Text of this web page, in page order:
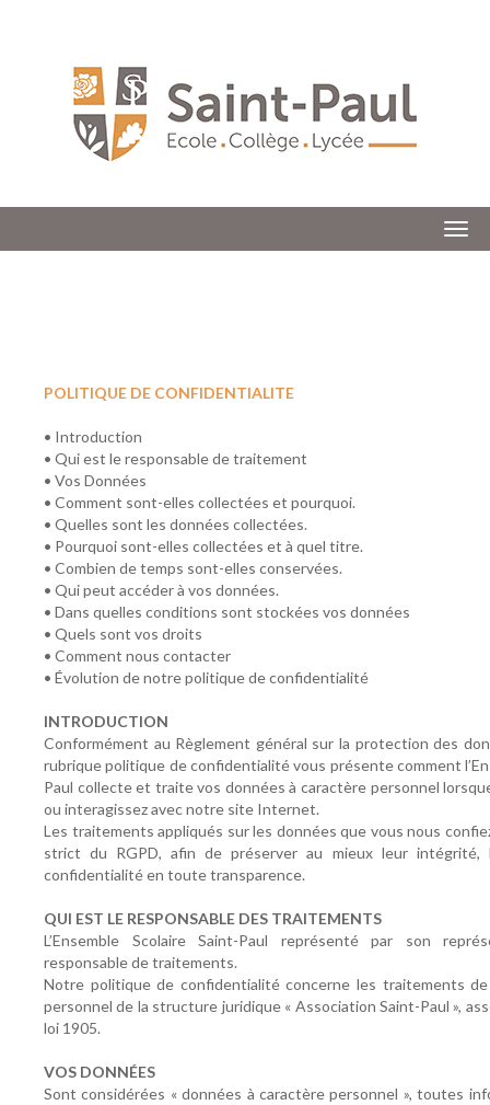
POLITIQUE DE CONFIDENTIALITE
• Introduction
• Qui est le responsable de traitement
• Vos Données
• Comment sont-elles collectées et pourquoi.
• Quelles sont les données collectées.
• Pourquoi sont-elles collectées et à quel titre.
• Combien de temps sont-elles conservées.
• Qui peut accéder à vos données.
• Dans quelles conditions sont stockées vos données
• Quels sont vos droits
• Comment nous contacter
• Évolution de notre politique de confidentialité
INTRODUCTION
Conformément au Règlement général sur la protection des
rubrique politique de confidentialité vous présente comment
Paul collecte et traite vos données à caractère personnel
ou interagissez avec notre site Internet.
Les traitements appliqués sur les données que vous nous
strict du RGPD, afin de préserver au mieux leur
confidentialité en toute transparence.
QUI EST LE RESPONSABLE DES TRAITEMENTS
L’Ensemble Scolaire Saint-Paul représenté par son
responsable de traitements.
Notre politique de confidentialité concerne les traitements
personnel de la structure juridique « Association Saint-Paul »,
loi 1905.
VOS DONNÉES
Sont considérées « données à caractère personnel », toutes